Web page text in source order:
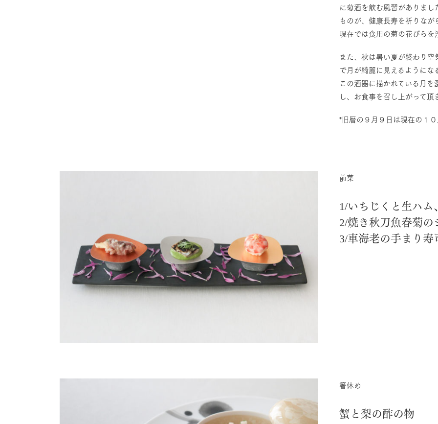
に菊酒を飲む⾵習がありま
ものが、健康⻑寿を祈りなが
現在では⾷⽤の菊の花びらを
また、秋は暑い夏が終わり
で⽉が綺麗に⾒えるようにな
この酒器に描かれている⽉
し、お⾷事を召し上がって頂
*旧暦の９⽉９⽇は現在の１
前菜
1/いちじくと⽣ハム
2/焼き秋⼑⿂春菊の
3/⾞海⽼の⼿まり寿
箸休め
蟹と梨の酢の物